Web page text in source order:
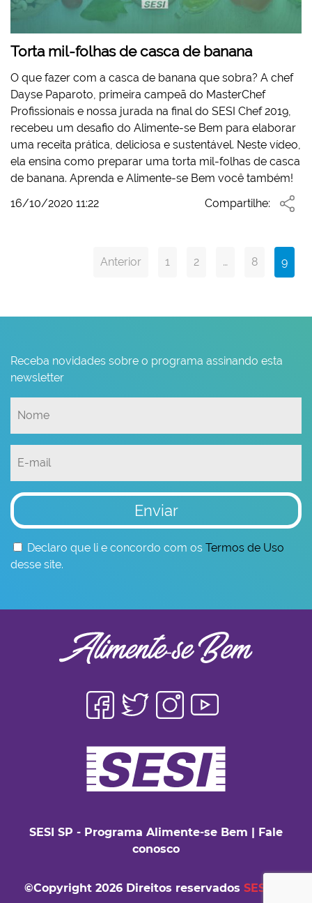
Torta mil-folhas de casca de banana
O que fazer com a casca de banana que sobra? A chef
Dayse Paparoto, primeira campeã do MasterChef
Profissionais e nossa jurada na final do SESI Chef 2019,
recebeu um desafio do Alimente-se Bem para elaborar
uma receita prática, deliciosa e sustentável. Neste vídeo,
ela ensina como preparar uma torta mil-folhas de casca
de banana. Aprenda e Alimente-se Bem você também!
16/10/2020 11:22
Compartilhe:
Anterior 1 2 … 8 9
Receba novidades sobre o programa assinando esta
newsletter
Enviar
Declaro que li e concordo com os Termos de Uso
desse site.
SESI SP - Programa Alimente-se Bem
Fale
conosco
©Copyright 2026 Direitos reservados SESI-SP